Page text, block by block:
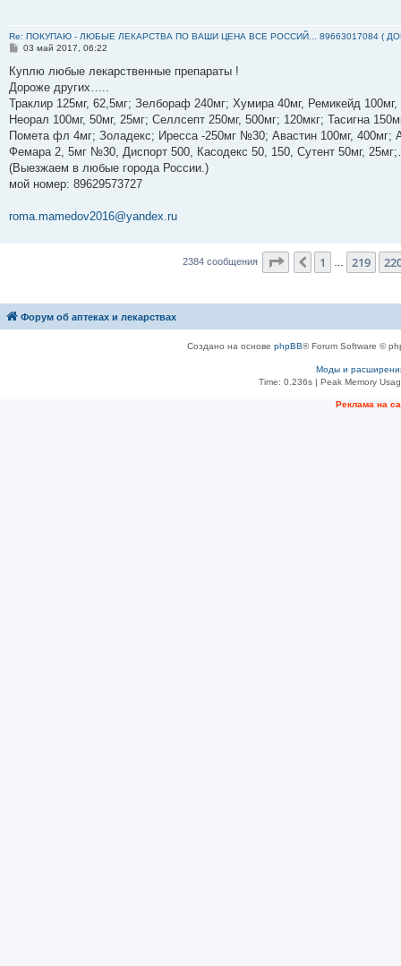
Re: ПОКУПАЮ - ЛЮБЫЕ ЛЕКАРСТВА ПО ВАШИ ЦЕНА ВСЕ РОССИЙ... 89663017084 (
С
о
б
щ
е
и
е
03 май 2017, 06:22
Куплю любые лекарственные препараты !
Дороже других…..
Траклир 125мг, 62,5мг; Зелбораф 240мг; Хумира 40мг, Ремикейд
Неорал 100мг, 50мг, 25мг; Селлсепт 250мг, 500мг; 120мкг; Тасигна
Помета фл 4мг; Золадекс; Иресса -250мг №30; Авастин 100мг, 400мг;
Фемара 2, 5мг №30, Диспорт 500, Касодекс 50, 150, Сутент 50мг,
(Выезжаем в любые города России.)
мой номер: ‪89629573727‬
roma.mamedov2016@yandex.ru
2384 сообщения Страница 221из
Пред.
1 219
Форум об аптеках и лекарствах
Создано на основе phpBB® Forum Software ©
Моды и
Time: 0.236s| Peak Memory
Рeклама на